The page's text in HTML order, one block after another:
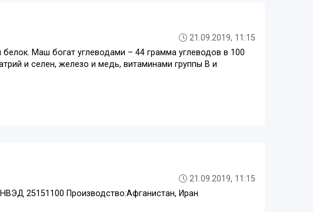
21.09.2019, 11:15
Маш богат углеводами – 44 грамма углеводов в 100
и селен, железо и медь, витаминами группы В и
21.09.2019, 11:15
25151100 Производство:Афганистан, Иран